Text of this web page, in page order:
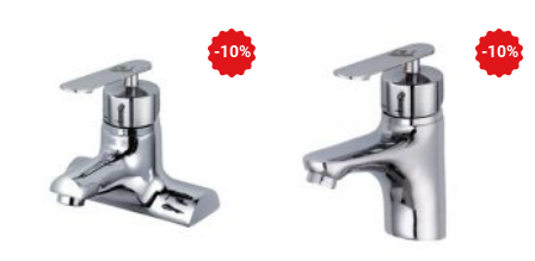
-10% -10%